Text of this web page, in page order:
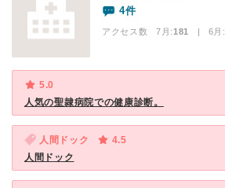
4件
アクセス数 7月:181 | 6月:
5.0
人気の聖隷病院での健康診断。
人間ドック
4.5
人間ドック